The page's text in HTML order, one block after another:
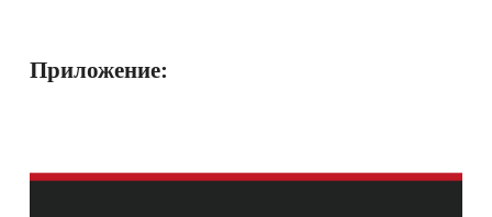
Приложение: